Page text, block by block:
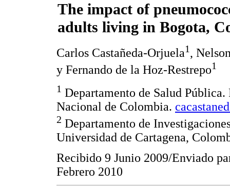
The impact of
adults living in Bogota,
Carlos Castañeda-Orjuela1,
y Fernando de la Hoz-Restrepo1
1 Departamento de Salud
Nacional de Colombia.
2 Departamento de
Universidad de Cartagena,
Recibido 9 Junio 2009/Enviado
Febrero 2010